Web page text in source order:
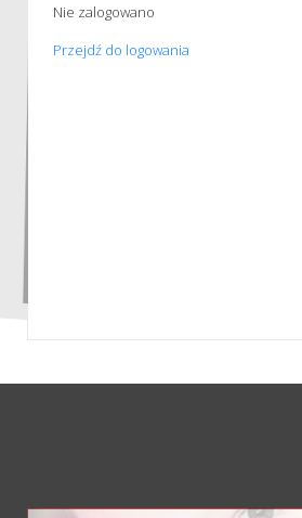
Nie zalogowano
Przejdź do logowania